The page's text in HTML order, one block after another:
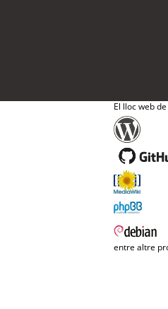
El lloc web
entre altre